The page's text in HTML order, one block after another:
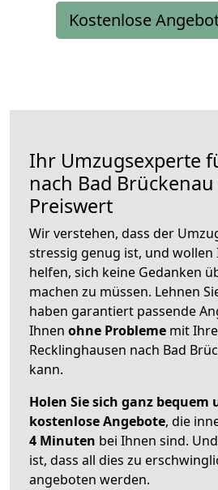
Kostenlose
Ihr Umzugsexperte
nach Bad Brückenau
Preiswert
Wir verstehen, dass der
stressig genug ist, und wollen
helfen, sich keine Gedanken
machen zu müssen. Lehnen
haben garantiert passende
Ihnen ohne Probleme mit
Recklinghausen nach Bad
kann.
Holen Sie sich ganz bequem
kostenlose Angebote, die
4 Minuten bei Ihnen sind.
ist, dass all dies zu
angeboten werden.